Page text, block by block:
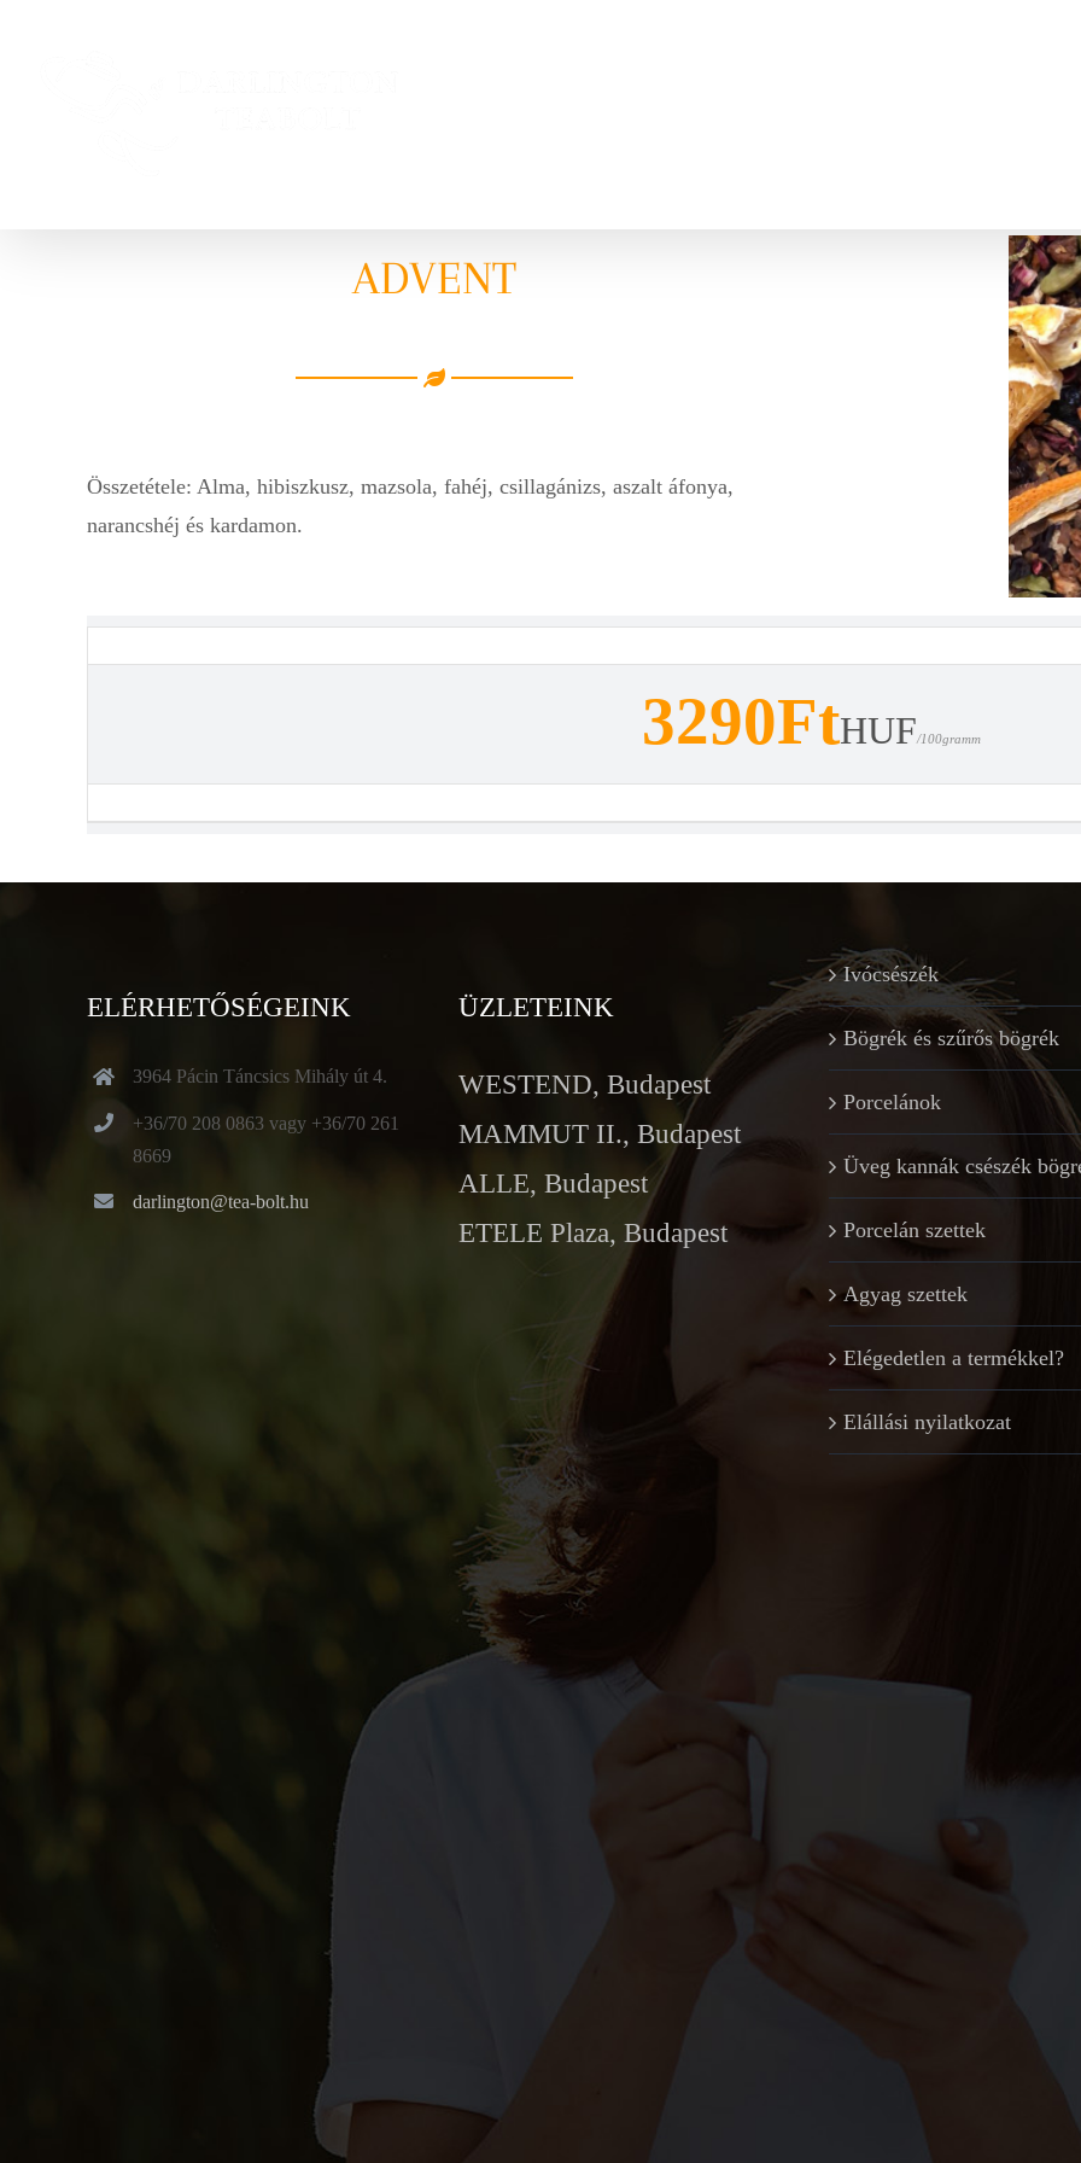
ADVENT
Összetétele: Alma, hibiszkusz, mazsola, fahéj, csillagánizs, aszalt áfonya,
narancshéj és kardamon.
3290FtHUF/100gramm
ELÉRHETŐSÉGEINK
3964 Pácin Táncsics Mihály út 4.
+36/70 208 0863 vagy +36/70 261
8669
darlington@tea-bolt.hu
ÜZLETEINK
WESTEND, Budapest
MAMMUT II., Budapest
ALLE, Budapest
ETELE Plaza, Budapest
Ivócsészék
Bögrék és szűrős bögrék
Porcelánok
Üveg kannák csészék
Porcelán szettek
Agyag szettek
Elégedetlen a termékkel?
Elállási nyilatkozat